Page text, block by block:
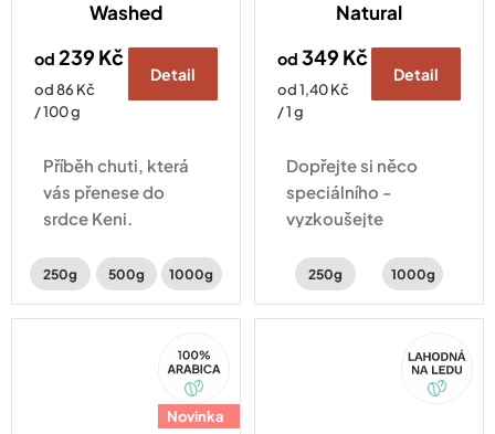
Washed
od 239 Kč
Měrná
cena:
od 86 Kč
/ 100 g
Detail
Příběh chuti, která
vás přenese do
srdce Keni.
metodou Fully
ostružin, černého
250g 500g 1000g
Natural
od 349 Kč
Měrná
cena:
od 1,40 Kč
/ 1 g
Detail
Dopřejte si něco
speciálního -
vyzkoušejte
explozi banánků v
červeného
pomeranče a kakaa
250g 1000g
Novinka
Arabica